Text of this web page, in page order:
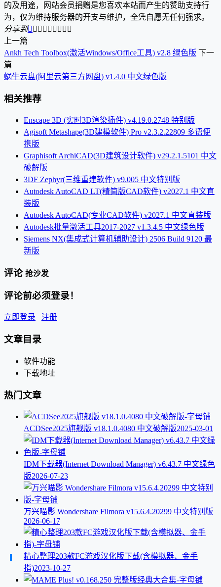
的及用途，网站会员捐赠是您喜欢本站而产生的赞助支持行
为，仅为维持服务器的开支与维护，全凭自愿无任何强求。
分享到        
上一篇
Ankh Tech Toolbox(激活Windows/Office工具) v2.8 绿色版 下一
篇
蜗牛云盘(阿里云第三方网盘) v1.4.0 中文绿色版
相关推荐
Enscape 3D (实时3D渲染插件) v4.19.0.2748 特别版
Agisoft Metashape(3D建模软件) Pro v2.3.2.22809 多语便
携版
Graphisoft ArchiCAD(3D建筑设计软件) v29.2.1.5101 中文
破解版
3DF Zephyr(三维重建软件) v9.005 中文特别版
Autodesk AutoCAD LT(精简版CAD软件) v2027.1 中文直
装版
Autodesk AutoCAD(专业CAD软件) v2027.1 中文直装版
Autodesk批量激活工具2017-2027 v1.3.4.5 中文绿色版
Siemens NX(集成式计算机辅助设计) 2506 Build 9120 最
新版
评论 抢沙发
评论前必须登录！
立即登录 注册
文章目录
软件功能
下载地址
热门文章
ACDSee2025旗舰版 v18.1.0.4080 中文破解版2025-03-01
IDM下载器(Internet Download Manager) v6.43.7 中文绿色
版2026-07-23
万兴喵影 Wondershare Filmora v15.6.4.20299 中文特别版
2026-06-17
精心整理203款FC游戏汉化版下载(含模拟器、金手
指)2023-10-27